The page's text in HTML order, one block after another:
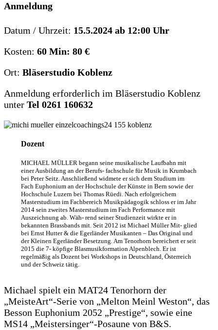
Anmeldung
Datum / Uhrzeit: 15.5.2024 ab 12:00 Uhr
Kosten: 60 Min: 80 €
Ort: Bläserstudio Koblenz
Anmeldung erforderlich im Bläserstudio Koblenz
unter Tel 0261 160632
Dozent
MICHAEL MÜLLER begann seine musikalische Laufbahn mit
einer Ausbildung an der Berufs- fachschule für Musik in Krumbach
bei Peter Seitz. Anschließend widmete er sich dem Studium im
Fach Euphonium an der Hochschule der Künste in Bern sowie der
Hochschule Luzern bei Thomas Rüedi. Nach erfolgreichem
Masterstudium im Fachbereich Musikpädagogik schloss er im Jahr
2014 sein zweites Masterstudium im Fach Performance mit
Auszeichnung ab. Wäh- rend seiner Studienzeit wirkte er in
bekannten Brassbands mit. Seit 2012 ist Michael Müller Mit- glied
bei Ernst Hutter & die Egerländer Musikanten – Das Original und
der Kleinen Egerländer Besetzung. Am Tenorhorn bereichert er seit
2015 die 7- köpfige Blasmusikformation Alpenblech. Er ist
regelmäßig als Dozent bei Workshops in Deutschland, Österreich
und der Schweiz tätig.
Michael spielt ein MAT24 Tenorhorn der
„MeisteArt“-Serie von „Melton Meinl Weston“, das
Besson Euphonium 2052 „Prestige“, sowie eine
MS14 „Meistersinger“-Posaune von B&S.